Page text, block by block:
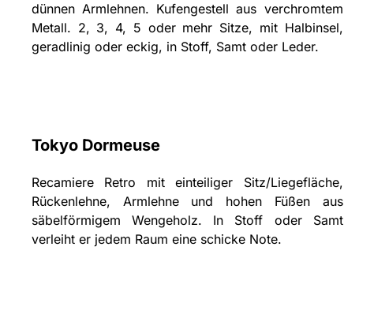
dünnen Armlehnen. Kufengestell aus verchromtem
Metall. 2, 3, 4, 5 oder mehr Sitze, mit Halbinsel,
geradlinig oder eckig, in Stoff, Samt oder Leder.
Tokyo Dormeuse
Recamiere Retro mit einteiliger Sitz/Liegefläche,
Rückenlehne, Armlehne und hohen Füßen aus
säbelförmigem Wengeholz. In Stoff oder Samt
verleiht er jedem Raum eine schicke Note.